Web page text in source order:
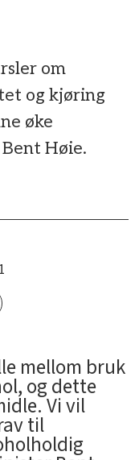
om
og kjøring
øke
Høie.
mellom bruk
og dette
Vi vil
til